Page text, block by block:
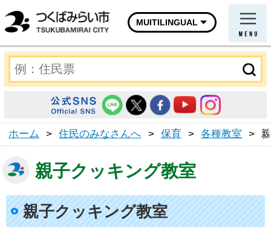
MUITILINGUAL
ホーム > 住民のみなさんへ > 保育 > 各種教室 >
親子クッキング教室
親子クッキング教室